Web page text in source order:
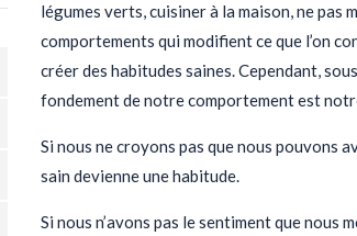
légumes verts, cuisiner à la maison, ne pas
comportements qui modifient ce que l’on
créer des habitudes saines. Cependant,
fondement de notre comportement est
Si nous ne croyons pas que nous pouvons
sain devienne une habitude.
Si nous n’avons pas le sentiment que nous